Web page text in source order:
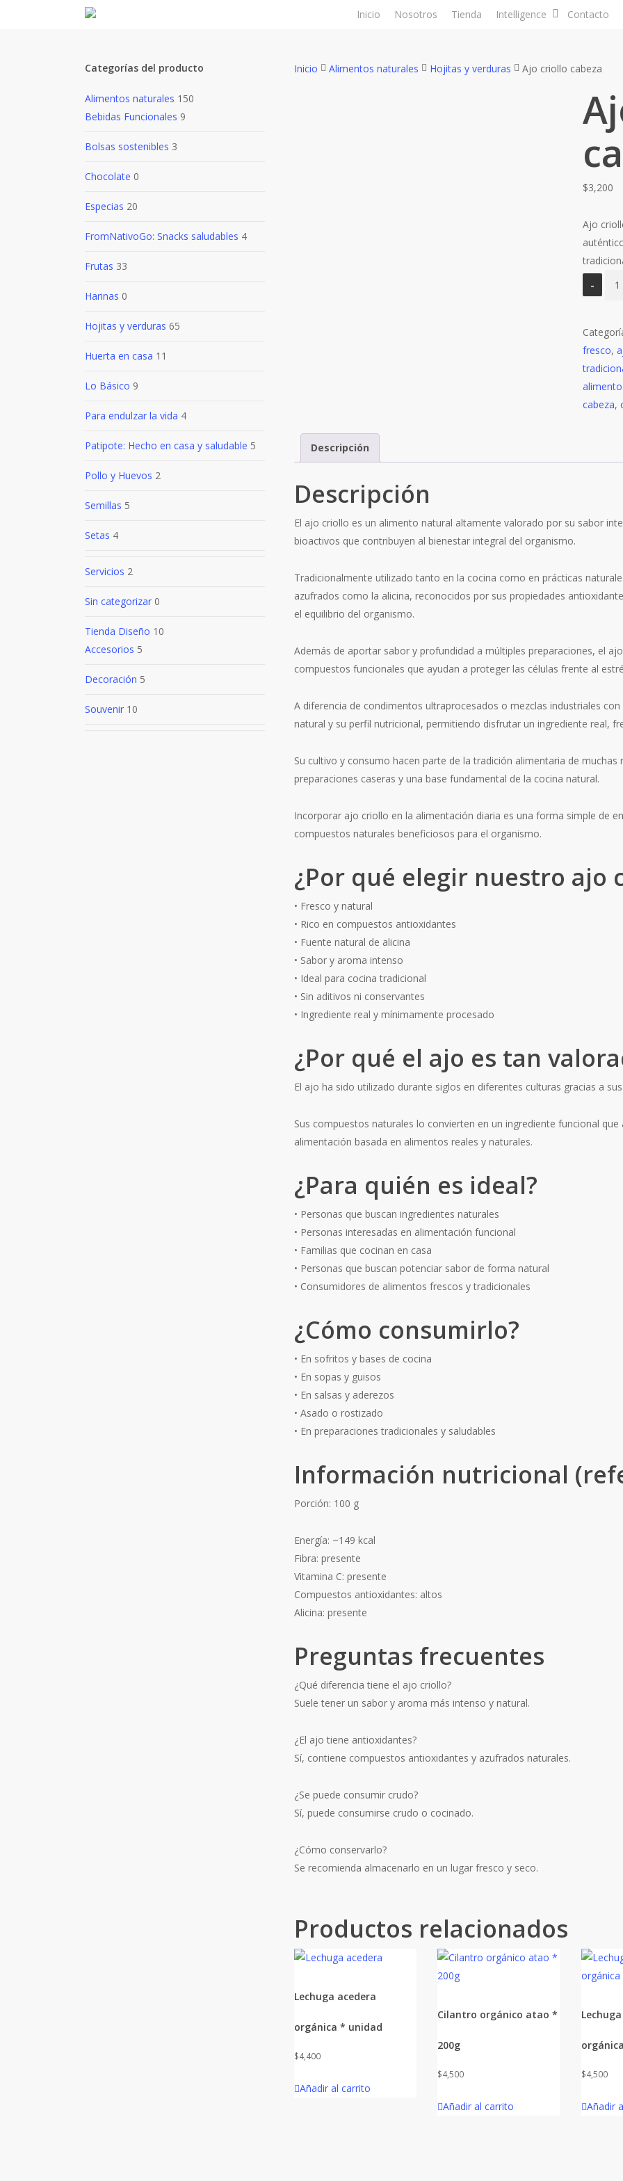
Inicio Nosotros Tienda Intelligence Contacto
Categorías del producto
Alimentos naturales 150
Bebidas Funcionales 9
Bolsas sostenibles 3
Chocolate 0
Especias 20
FromNativoGo: Snacks saludables 4
Frutas 33
Harinas 0
Hojitas y verduras 65
Huerta en casa 11
Lo Básico 9
Para endulzar la vida 4
Patipote: Hecho en casa y saludable 5
Pollo y Huevos 2
Semillas 5
Setas 4
Servicios 2
Sin categorizar 0
Tienda Diseño 10
Accesorios 5
Decoración 5
Souvenir 10
Inicio Alimentos naturales Hojitas y verduras Ajo criollo cabeza
$3,200
Ajo
fresco,
cabeza,
Descripción
Descripción
El ajo criollo es un alimento natural altamente valorado por su sabor
bioactivos que contribuyen al bienestar integral del organismo.
Tradicionalmente utilizado tanto en la cocina como en prácticas
azufrados como la alicina, reconocidos por sus propiedades
el equilibrio del organismo.
Además de aportar sabor y profundidad a múltiples preparaciones, el
compuestos funcionales que ayudan a proteger las células frente al
A diferencia de condimentos ultraprocesados o mezclas industriales
natural y su perfil nutricional, permitiendo disfrutar un ingrediente real,
Su cultivo y consumo hacen parte de la tradición alimentaria de muchas
preparaciones caseras y una base fundamental de la cocina natural.
Incorporar ajo criollo en la alimentación diaria es una forma simple de
compuestos naturales beneficiosos para el organismo.
¿Por qué elegir nuestro ajo
• Fresco y natural
• Rico en compuestos antioxidantes
• Fuente natural de alicina
• Sabor y aroma intenso
• Ideal para cocina tradicional
• Sin aditivos ni conservantes
• Ingrediente real y mínimamente procesado
¿Por qué el ajo es tan
El ajo ha sido utilizado durante siglos en diferentes culturas gracias a
Sus compuestos naturales lo convierten en un ingrediente funcional
alimentación basada en alimentos reales y naturales.
¿Para quién es ideal?
• Personas que buscan ingredientes naturales
• Personas interesadas en alimentación funcional
• Familias que cocinan en casa
• Personas que buscan potenciar sabor de forma natural
• Consumidores de alimentos frescos y tradicionales
¿Cómo consumirlo?
• En sofritos y bases de cocina
• En sopas y guisos
• En salsas y aderezos
• Asado o rostizado
• En preparaciones tradicionales y saludables
Información nutricional
Porción: 100 g
Energía: ~149 kcal
Fibra: presente
Vitamina C: presente
Compuestos antioxidantes: altos
Alicina: presente
Preguntas frecuentes
¿Qué diferencia tiene el ajo criollo?
Suele tener un sabor y aroma más intenso y natural.
¿El ajo tiene antioxidantes?
Sí, contiene compuestos antioxidantes y azufrados naturales.
¿Se puede consumir crudo?
Sí, puede consumirse crudo o cocinado.
¿Cómo conservarlo?
Se recomienda almacenarlo en un lugar fresco y seco.
Productos relacionados
Lechuga acedera
orgánica * unidad
$4,400
Añadir al carrito
Cilantro orgánico atao *
200g
$4,500
Añadir al carrito
$4,500
Añadir